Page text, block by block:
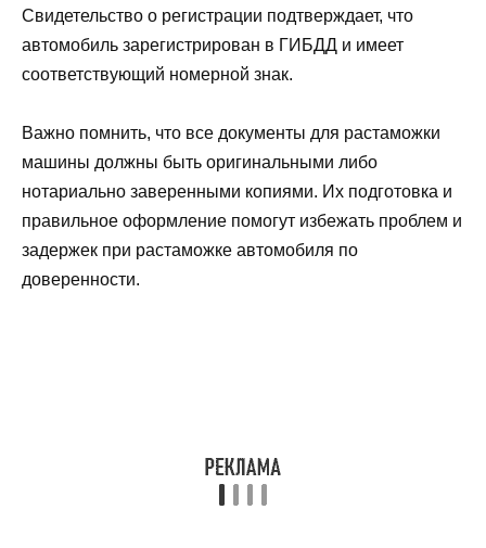
Свидетельство о регистрации подтверждает, что
автомобиль зарегистрирован в ГИБДД и имеет
соответствующий номерной знак.
Важно помнить, что все документы для растаможки
машины должны быть оригинальными либо
нотариально заверенными копиями. Их подготовка и
правильное оформление помогут избежать проблем и
задержек при растаможке автомобиля по
доверенности.